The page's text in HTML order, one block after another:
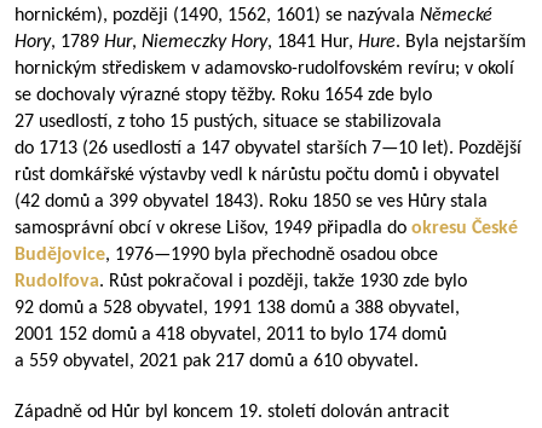
hornickém), později (1490, 1562, 1601) se nazývala Německé
Hory, 1789 Hur, Niemeczky Hory, 1841 Hur, Hure. Byla nejstarším
hornickým střediskem v adamovsko-rudolfovském revíru; v okolí
se dochovaly výrazné stopy těžby. Roku 1654 zde bylo
27 usedlostí, z toho 15 pustých, situace se stabilizovala
do 1713 (26 usedlostí a 147 obyvatel starších 7—10 let). Pozdější
růst domkářské výstavby vedl k nárůstu počtu domů i obyvatel
(42 domů a 399 obyvatel 1843). Roku 1850 se ves Hůry stala
samosprávní obcí v okrese Lišov, 1949 připadla do okresu České
Budějovice, 1976—1990 byla přechodně osadou obce
Rudolfova. Růst pokračoval i později, takže 1930 zde bylo
92 domů a 528 obyvatel, 1991 138 domů a 388 obyvatel,
2001 152 domů a 418 obyvatel, 2011 to bylo 174 domů
a 559 obyvatel, 2021 pak 217 domů a 610 obyvatel.
Západně od Hůr byl koncem 19. století dolován antracit